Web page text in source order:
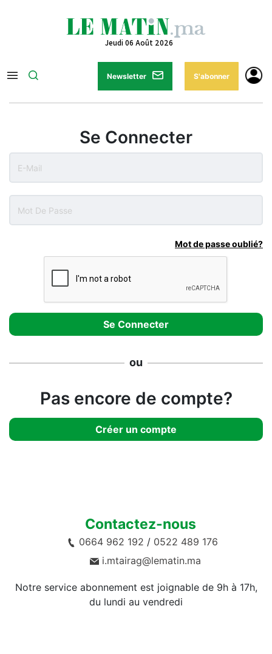
Jeudi 06 Août 2026
Newsletter S'abonner
Se Connecter
Mot de passe oublié?
ou
Pas encore de compte?
Créer un compte
Contactez-nous
0664 962 192 / 0522 489 176
i.mtairag@lematin.ma
Notre service abonnement est joignable de 9h à 17h,
du lundi au vendredi